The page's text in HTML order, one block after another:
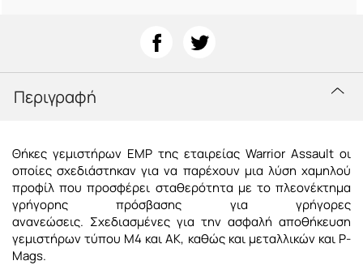
Περιγραφή
Θήκες γεμιστήρων EMP της εταιρείας Warrior Assault οι
οποίες σχεδιάστηκαν για να παρέχουν μια λύση χαμηλού
προφίλ που προσφέρει σταθερότητα με το πλεονέκτημα
γρήγορης πρόσβασης για γρήγορες
ανανεώσεις. Σχεδιασμένες για την ασφαλή αποθήκευση
γεμιστήρων τύπου M4 και AK, καθώς και μεταλλικών και P-
Mags.